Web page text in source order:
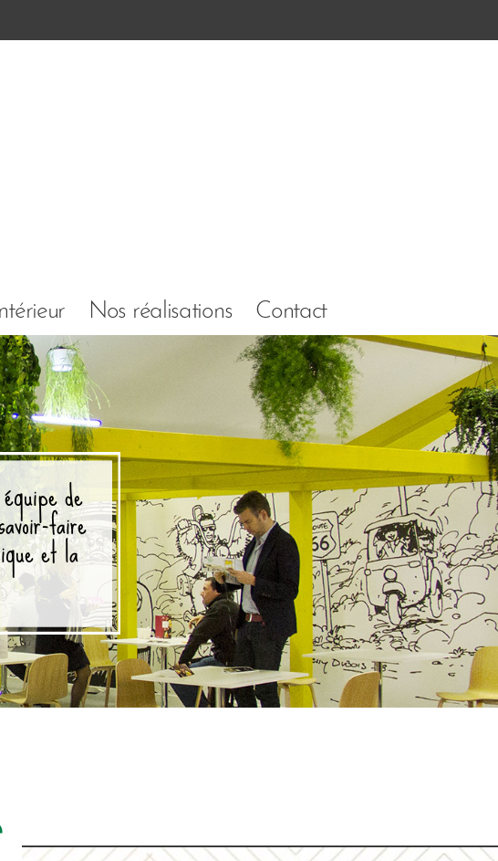
Nos réalisations Contact
de
faire
et la